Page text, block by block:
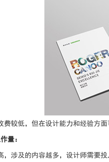
费较低，但在设计能力和经验方面
量：
，涉及的内容越多，设计师需要